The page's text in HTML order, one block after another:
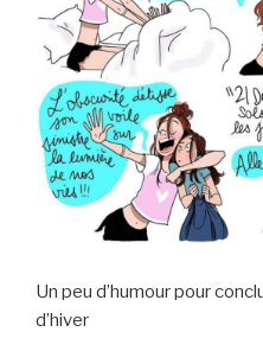
Un peu d’humour pour
d’hiver